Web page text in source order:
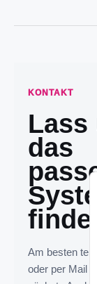
KONTAKT
Lass
das
Am besten
oder per Mail